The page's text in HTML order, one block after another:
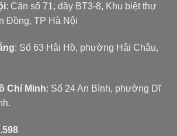
: Căn số 71, dãy BT3-8, Khu biệt thự
Đồng, TP Hà Nội
: Số 63 Hải Hồ, phường Hải Châu,
Chí Minh: Số 24 An Bình, phường Dĩ